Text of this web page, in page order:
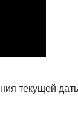
текущей